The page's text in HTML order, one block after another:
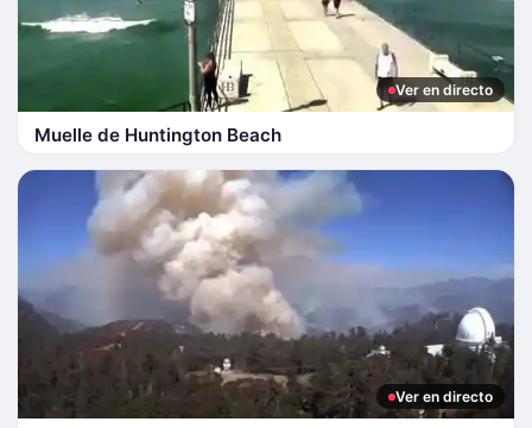
Ver en directo
Muelle de Huntington Beach
Ver en directo